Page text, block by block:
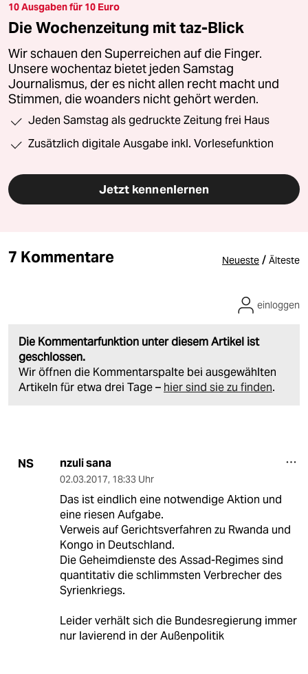
10 Ausgaben für 10 Euro
Die Wochenzeitung mit taz-Blick
Wir schauen den Superreichen auf die Finger.
Unsere wochentaz bietet jeden Samstag
Journalismus, der es nicht allen recht macht und
Stimmen, die woanders nicht gehört werden.
Jeden Samstag als gedruckte Zeitung frei Haus
Zusätzlich digitale Ausgabe inkl. Vorlesefunktion
Jetzt kennenlernen
7 Kommentare Neueste / Älteste
Die Kommentarfunktion unter diesem Artikel ist
geschlossen.
Wir öffnen die Kommentarspalte bei ausgewählten
Artikeln für etwa drei Tage – hier sind sie zu finden.
einloggen
NS nzuli sana
02.03.2017, 18:33 Uhr
Das ist eindlich eine notwendige Aktion und
eine riesen Aufgabe.
Verweis auf Gerichtsverfahren zu Rwanda und
Kongo in Deutschland.
Die Geheimdienste des Assad-Regimes sind
quantitativ die schlimmsten Verbrecher des
Syrienkriegs.
Leider verhält sich die Bundesregierung immer
nur lavierend in der Außenpolitik